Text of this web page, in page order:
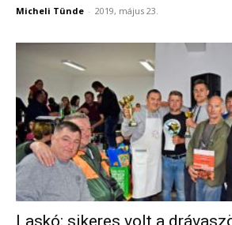
Micheli Tünde - 2019, május 23.